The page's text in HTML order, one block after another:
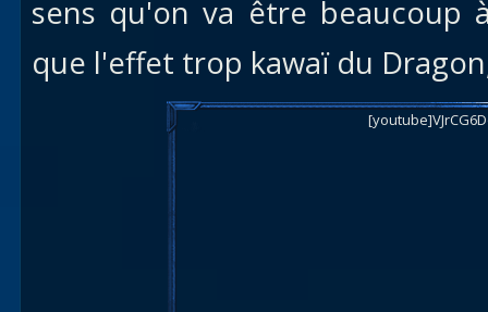
sens qu'on va être beaucoup
que l'effet trop kawaï du